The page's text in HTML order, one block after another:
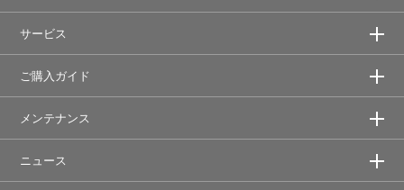
サービス
ご購入ガイド
メンテナンス
ニュース